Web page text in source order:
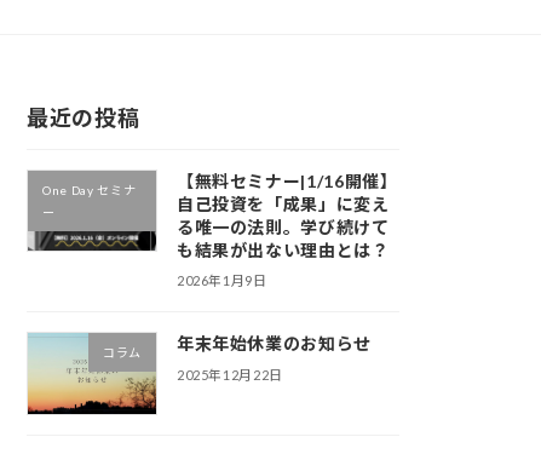
最近の投稿
One Day セミナ
ー
【無料セミナー|1/16開催】
自己投資を「成果」に変え
る唯一の法則。学び続けて
も結果が出ない理由とは？
2026年1月9日
コラム 年末年始休業のお知らせ
2025年12月22日